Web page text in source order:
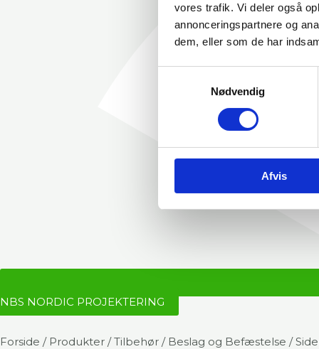
vores trafik. Vi deler også
annonceringspartnere og
dem, eller som de har
Nødvendig
Afvis
NBS NORDIC PROJEKTERING
Forside / Produkter /Tilbehør / Beslag og Befæstelse /